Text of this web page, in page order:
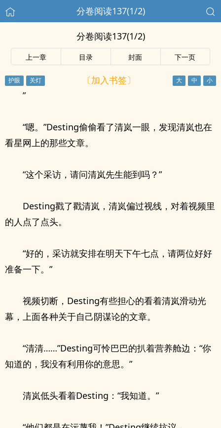
分卷阅读137(1/2)
分卷阅读137(1/2)
上一章 目录 封面 下一页
〔加入书签〕
”
“嗯。”Desting偷偷看了清岚一眼，发现清岚也在
看星网上的那些文章。
“这个采访，请问清岚先生能到吗？”
Desting戳了戳清岚，清岚偏过视线，对着视频里
的人点了点头。
“好的，采访就安排在明天下午七点，请两位好好
准备一下。”
视频切断，Desting有些担心的看着清岚滑动光
幕，上面各种关于自己阴谋论的文章。
“清清……”Desting可怜巴巴的扒着营养舱边：“你
知道的，我没有利用你的意思。”
清岚低头看着Desting：“我知道。”